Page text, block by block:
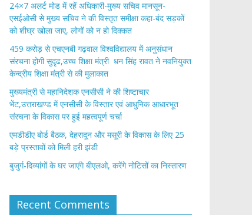
24×7 अलर्ट मोड में रहें अधिकारी-मुख्य सचिव मानसून-
एसईओसी से मुख्य सचिव ने की विस्तृत समीक्षा कहा-बंद सड़कों
को शीघ्र खोला जाए, लोगों को न हो दिक्कत
459 करोड़ से एचएनबी गढ़वाल विश्वविद्यालय में अनुसंधान
संरचना होगी सुदृढ,उच्च शिक्षा मंत्री धन सिंह रावत ने नवनियुक्त
केन्द्रीय शिक्षा मंत्री से की मुलाकात
मुख्यमंत्री से महानिदेशक एनसीसी ने की शिष्टाचार
भेंट,उत्तराखण्ड में एनसीसी के विस्तार एवं आधुनिक आधारभूत
संरचना के विकास पर हुई महत्वपूर्ण चर्चा
एमडीडीए बोर्ड बैठक, देहरादून और मसूरी के विकास के लिए 25
बड़े प्रस्तावों को मिली हरी झंडी
बुजुर्ग-दिव्यांगों के घर जाएंगे बीएलओ, करेंगे नोटिसों का निस्तारण
Recent Comments